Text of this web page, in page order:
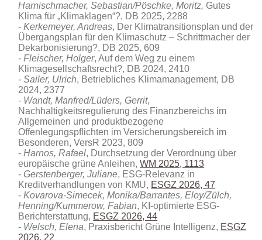
Harnischmacher, Sebastian/Pöschke, Moritz, Gutes
Klima für „Klimaklagen“?, DB 2025, 2288
Kerkemeyer, Andreas, Der Klimatransitionsplan und der
Übergangsplan für den Klimaschutz – Schrittmacher der
Dekarbonisierung?, DB 2025, 609
Fleischer, Holger, Auf dem Weg zu einem
Klimagesellschaftsrecht?, DB 2024, 2410
Sailer, Ulrich, Betriebliches Klimamanagement, DB
2024, 2377
Wandt, Manfred/Lüders, Gerrit,
Nachhaltigkeitsregulierung des Finanzbereichs im
Allgemeinen und produktbezogene
Offenlegungspflichten im Versicherungsbereich im
Besonderen, VersR 2023, 809
Harnos, Rafael, Durchsetzung der Verordnung über
europäische grüne Anleihen,WM 2025, 1113
Gerstenberger, Juliane, ESG-Relevanz in
Kreditverhandlungen von KMU, ESGZ 2026, 47
Kovarova-Simecek, Monika/Barrantes, Eloy/Zülch,
Henning/Kummerow, Fabian, KI-optimierte ESG-
Berichterstattung, ESGZ 2026, 44
Welsch, Elena, Praxisbericht Grüne Intelligenz, ESGZ
2026, 22